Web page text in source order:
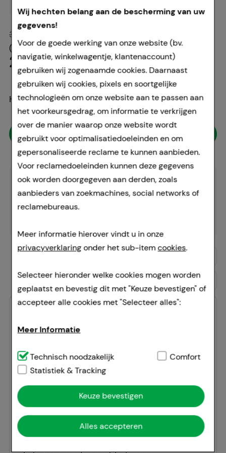
Wij hechten belang aan de bescherming van uw
gegevens!
Voor de goede werking van onze website (bv.
navigatie, winkelwagentje, klantenaccount)
gebruiken wij zogenaamde cookies. Daarnaast
gebruiken wij cookies, pixels en soortgelijke
technologieën om onze website aan te passen aan
het voorkeursgedrag, om informatie te verkrijgen
over de manier waarop onze website wordt
gebruikt voor optimalisatiedoeleinden en om
gepersonaliseerde reclame te kunnen aanbieden.
Voor reclamedoeleinden kunnen deze gegevens
ook worden doorgegeven aan derden, zoals
aanbieders van zoekmachines, social networks of
reclamebureaus.
Meer informatie hierover vindt u in onze
privacyverklaringonder het sub-itemcookies.
Selecteer hieronder welke cookies mogen worden
geplaatst en bevestig dit met "Keuze bevestigen" of
accepteer alle cookies met "Selecteer alles":
Meer Informatie
Technisch noodzakelijk:Dit zijn cookies die
noodzakelijk zijn voor de basisfuncties van onze
website (bv. navigatie, winkelwagentje,
klantenaccount), daarom kunnen deze niet worden
Comfort:Deze cookies worden gebruikt om de
Technisch noodzakelijk
Comfort
Statistiek & Tracking
Keuze bevestigen
Alles accepteren
8,41 €
22,95 €¹
22,95 €¹
30,55 €
( 191,25 €per 1 l)
Hoeveelheid
Aan winkelmandje toevoegen
Doorgaans gereed voor verzending
binnen 24-36 uur.
Bijsluiter
Zoek product Zoek fabrikant
Productomschrijving
Sab simplex suspensie
Werkzame stof: simethicone